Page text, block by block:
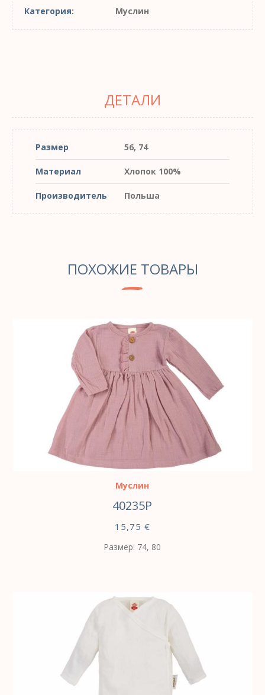
Категория: Муслин
ДЕТАЛИ
Размер 56, 74
Материал Хлопок 100%
Производитель Польша
ПОХОЖИЕ ТОВАРЫ
ВЫБЕРИТЕ ПАРАМЕТРЫ
Муслин
40235P
15,75 €
Размер: 74, 80